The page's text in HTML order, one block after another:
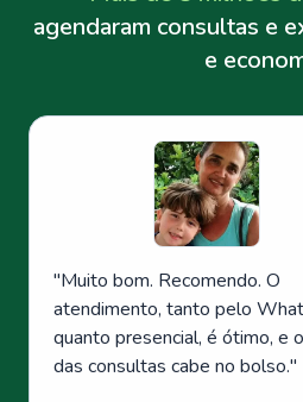
agendaram consultas e
e
"Muito bom. Recomendo. O
atendimento, tanto pelo
quanto presencial, é ótimo, e
das consultas cabe no bolso."